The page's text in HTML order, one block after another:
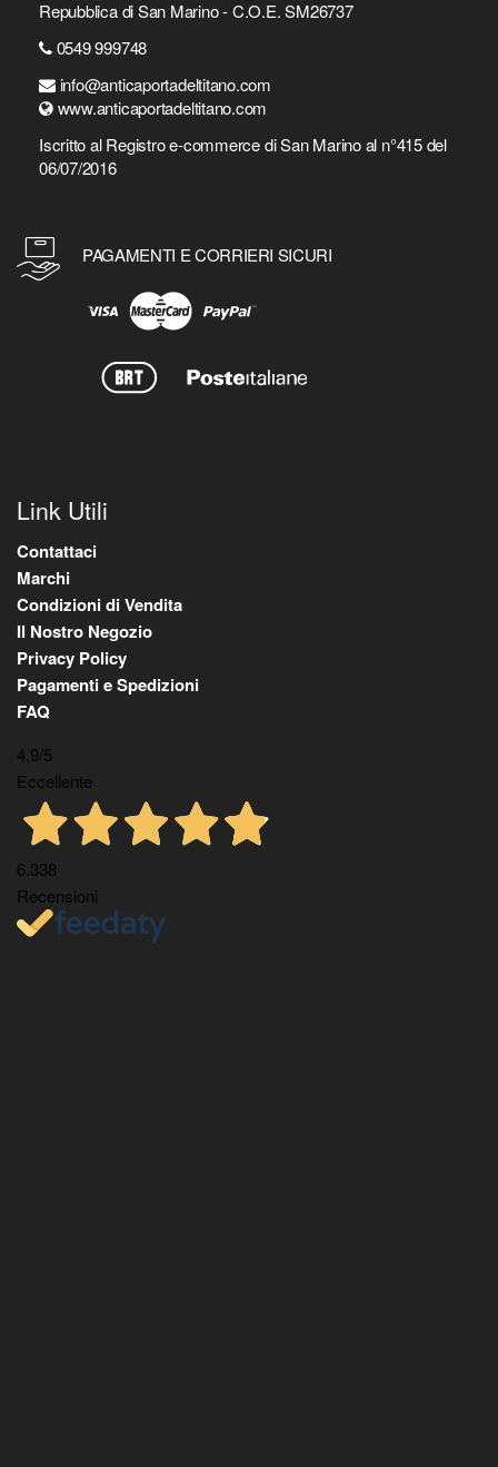
Repubblica di San Marino - C.O.E. SM26737
0549 999748
info@anticaportadeltitano.com
www.anticaportadeltitano.com
Iscritto al Registro e-commerce di San Marino al n°415 del
06/07/2016
PAGAMENTI E CORRIERI SICURI
Link Utili
Contattaci
Marchi
Condizioni di Vendita
Il Nostro Negozio
Privacy Policy
Pagamenti e Spedizioni
FAQ
4,9/5
Eccellente
6.338
Recensioni